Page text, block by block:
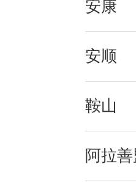
安康
安顺
鞍山
阿拉